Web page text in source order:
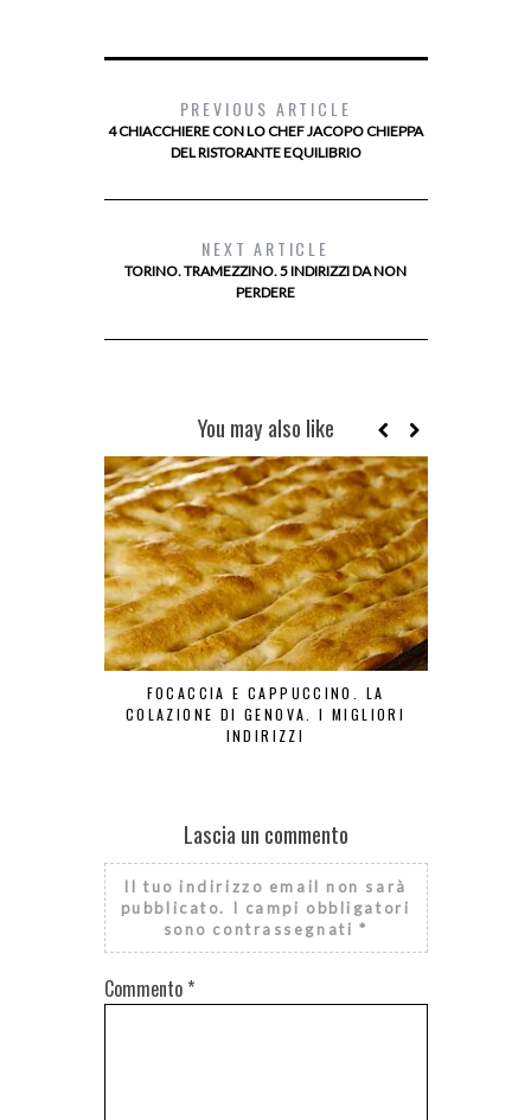
PREVIOUS ARTICLE
4 CHIACCHIERE CON LO CHEF JACOPO CHIEPPA
DEL RISTORANTE EQUILIBRIO
NEXT ARTICLE
TORINO. TRAMEZZINO. 5 INDIRIZZI DA NON
PERDERE
You may also like
FOCACCIA E CAPPUCCINO. LA
COLAZIONE DI GENOVA. I MIGLIORI
INDIRIZZI
Lascia un commento
Il tuo indirizzo email non sarà
pubblicato.
I campi obbligatori
sono contrassegnati *
Commento *